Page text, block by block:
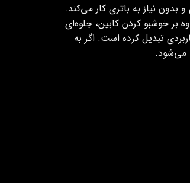
نیاز به باتری کار می‌کند.
خوشبو کردن کابین، جلوه‌ای
تبدیل کرده است. اگر به
می‌شود.